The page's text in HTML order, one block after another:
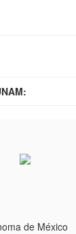
de México